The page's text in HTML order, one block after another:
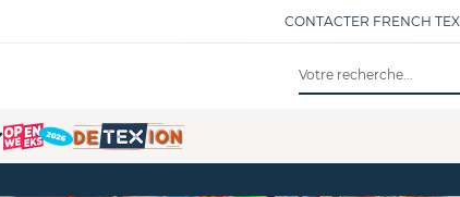
CONTACTER FRENCH TEX